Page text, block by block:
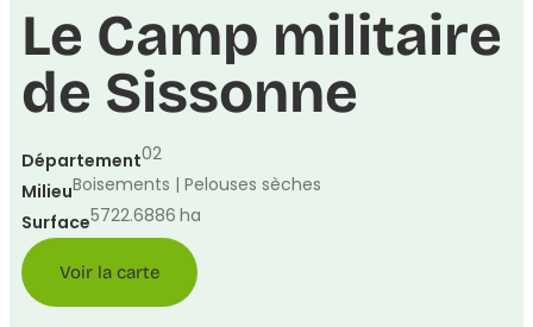
Le Camp militaire
de Sissonne
Département02
MilieuBoisements | Pelouses sèches
Surface5722.6886 ha
Voir la carte